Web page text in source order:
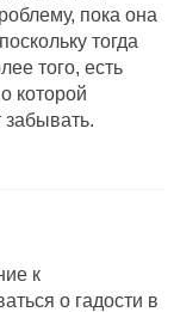
пока она
тогда
того, есть
которой
забывать.
к
о гадости в